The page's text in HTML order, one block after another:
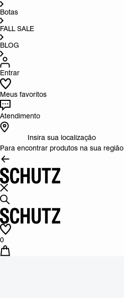
Botas
FALL SALE
BLOG
Entrar
Meus favoritos
Atendimento
Insira sua localização
Para encontrar produtos na sua região
0